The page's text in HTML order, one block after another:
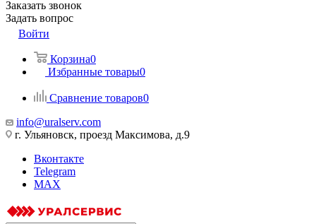
Заказать звонок
Задать вопрос
Войти
Корзина0
Избранные товары0
Сравнение товаров0
info@uralserv.com
г. Ульяновск, проезд Максимова, д.9
Вконтакте
Telegram
MAX